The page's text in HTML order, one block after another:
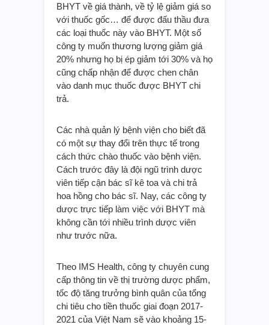
BHYT về giá thành, về tỷ lệ giảm giá so
với thuốc gốc… để được đấu thầu đưa
các loại thuốc này vào BHYT. Một số
công ty muốn thương lượng giảm giá
20% nhưng họ bị ép giảm tới 30% và họ
cũng chấp nhận để được chen chân
vào danh mục thuốc được BHYT chi
trả.
Các nhà quản lý bệnh viện cho biết đã
có một sự thay đổi trên thực tế trong
cách thức chào thuốc vào bệnh viện.
Cách trước đây là đội ngũ trình dược
viên tiếp cận bác sĩ kê toa và chi trả
hoa hồng cho bác sĩ. Nay, các công ty
dược trực tiếp làm việc với BHYT mà
không cần tới nhiều trình dược viên
như trước nữa.
Theo IMS Health, công ty chuyên cung
cấp thông tin về thị trường dược phẩm,
tốc độ tăng trưởng bình quân của tổng
chi tiêu cho tiền thuốc giai đoạn 2017-
2021 của Việt Nam sẽ vào khoảng 15-